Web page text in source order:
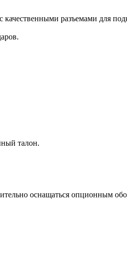
качественными разъемами для
талон.
оснащаться опционным